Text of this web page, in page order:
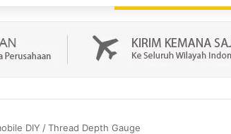
DIY /Thread Depth Gauge